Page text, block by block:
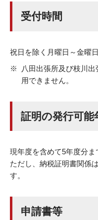
受付時間
祝日を除く月曜日～金曜
八田出張所及び枝川出
用できません。
証明の発行可能
現年度を含めて5年度分ま
ただし、納税証明書関係
す。
申請書等